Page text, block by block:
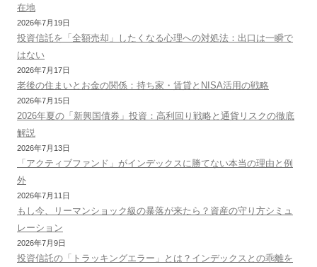
在地
2026年7月19日
投資信託を「全額売却」したくなる心理への対処法：出口は一瞬で
はない
2026年7月17日
老後の住まいとお金の関係：持ち家・賃貸とNISA活用の戦略
2026年7月15日
2026年夏の「新興国債券」投資：高利回り戦略と通貨リスクの徹底
解説
2026年7月13日
「アクティブファンド」がインデックスに勝てない本当の理由と例
外
2026年7月11日
もし今、リーマンショック級の暴落が来たら？資産の守り方シミュ
レーション
2026年7月9日
投資信託の「トラッキングエラー」とは？インデックスとの乖離を